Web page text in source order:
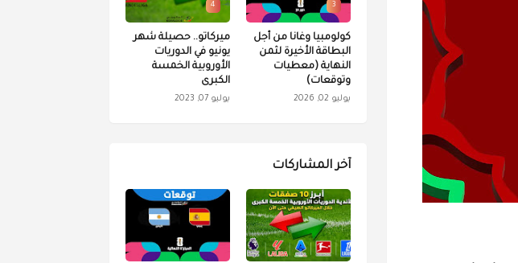
3
كولومبيا وغانا من أجل
البطاقة الأخيرة لثمن
النهاية (معطيات
وتوقعات)
يوليو 02, 2026
4
ميركاتو.. حصيلة شهر
يونيو في الدوريات
الأوروبية الخمسة
الكبرى
يوليو 07, 2023
آخر المشاركات